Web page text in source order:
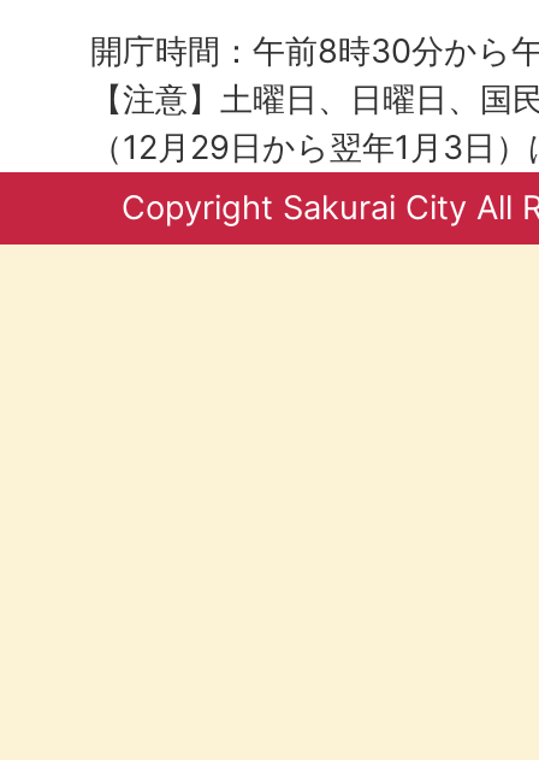
開庁時間：午前8時30分から
【注意】土曜日、日曜日、国
（12月29日から翌年1月3日
Copyright Sakurai City All